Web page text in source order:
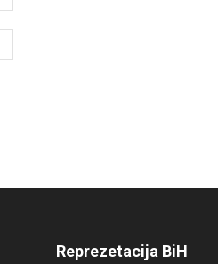
Reprezetacija BiH